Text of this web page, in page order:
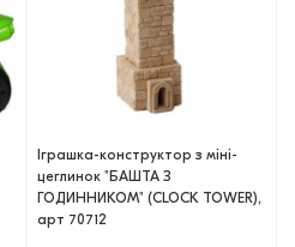
Іграшка-конструктор з міні-
цеглинок "БАШТА З
ГОДИННИКОМ" (CLOCK TOWER),
арт 70712